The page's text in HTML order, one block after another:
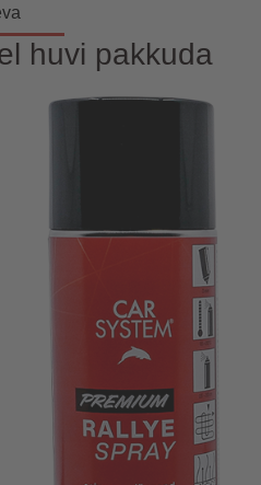
huvi pakkuda